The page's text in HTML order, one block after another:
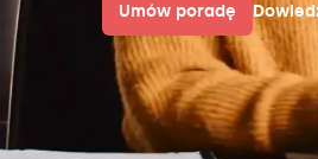
Umów poradę